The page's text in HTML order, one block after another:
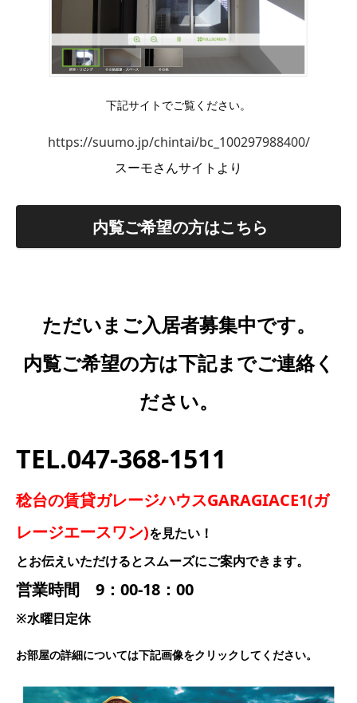
下記サイトでご覧ください。
https://suumo.jp/chintai/bc_100297988400/
スーモさんサイトより
内覧ご希望の方はこちら
ただいまご入居者募集中です。
内覧ご希望の方は下記までご連絡く
ださい。
TEL.047-368-1511
稔台の賃貸ガレージハウスGARAGIACE1(ガ
レージエースワン)を見たい！
とお伝えいただけるとスムーズにご案内できます。
営業時間 9：00-18：00
※水曜日定休
お部屋の詳細については下記画像をクリックしてください。